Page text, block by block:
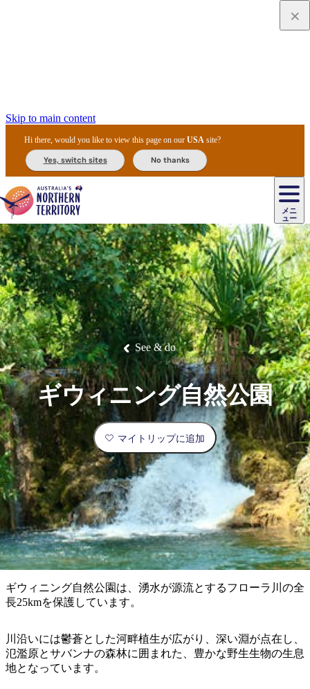
Skip to main content
Hi there, would you like to view this page on ourUSA site?
Yes, switch sites No thanks
メニ
ュー
メ
イ
ン
ナ
ビ
ゲ
ー
シ
ョ
ン
エ
リ
ア
最
も
人
気
が
高
い
場
所
ア
ウ
ト
バ
ク
と
ア
ア
ー
ズ
ロ
ッ
ク
ダ
ー
ウ
ィ
ン
リ
ス
ス
プ
リ
ン
グ
ズ
カ
カ
ド
ゥ
国
立
公
園
チ
フ
ィ
ー
ル
ド
国
立
公
園
ワ
タ
ル
カ
国
立
公
園
テ
ィ
ウ
ィ
諸
ニ
ト
ミ
ル
ク
国
立
公
園
ル
ル
/
デ
ビ
ル
ズ・
マ
ー
ブ
ル
ズ
保
護
ジ
ジ
ャ/
ウ
ェ
ス
ト
マ
ク
ド
ネ
ル
国
立
公
園
ク
テ
ィ
体
験
旅
行
タ
イ
プ
現
で
し
た
住
民
文
化
体
験
ド
＆
ド
リ
ン
ク
ィ
バ
ル
と
イ
ベ
ン
ト
ア・
ア
ク
テ
ィ
ビ
テ
ィ
自
然
と
野
生
生
物
歴
史
と
伝
統
釣
ラ
グ
ジ
ュ
ア
リ
ー
な
体
験
キ
ャ
ン
ピ
ン
グ
&
グ
ラ
ン
ピ
ン
旅
の
コ
ツ
計
画
と
予
約
実
用
的
な
情
計
宿
泊
施
設
ド
同
行
ツ
ア
ー
通
機
関
＆
レ
ン
タ
ル
プ
ラ
ン
＆
オ
フ
ァ
ー
See & do
ギウィニング自然公園
マイトリップに追加
ギウィニング自然公園は、湧水が源流とするフローラ川の全
長25kmを保護しています。
川沿いには鬱蒼とした河畔植生が広がり、深い淵が点在し、
氾濫原とサバンナの森林に囲まれた、豊かな野生生物の生息
地となっています。